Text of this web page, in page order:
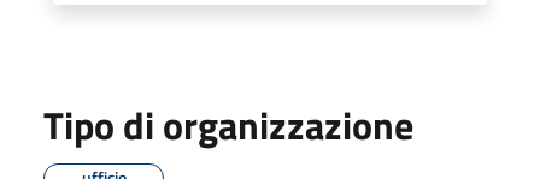
Tipo di organizzazione